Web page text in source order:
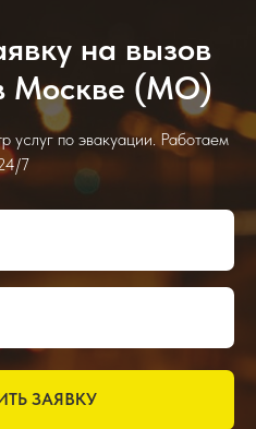
на вызов
Москве (МО)
услуг по эвакуации. Работаем
7
ЗАЯВКУ